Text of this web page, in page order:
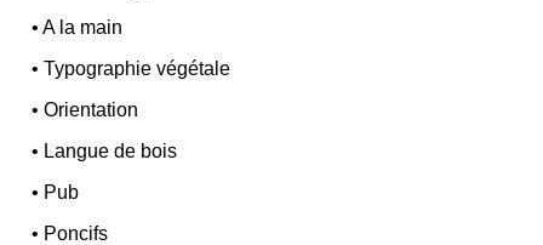
•A la main
•Typographie végétale
•Orientation
• Langue de bois
• Pub
• Poncifs